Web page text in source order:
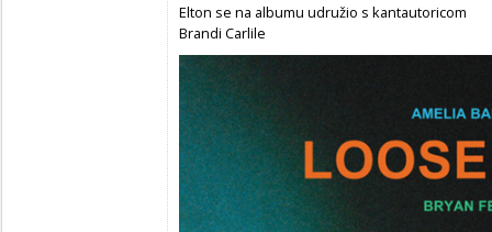
Elton se na albumu udružio s kantautoricom
Brandi Carlile